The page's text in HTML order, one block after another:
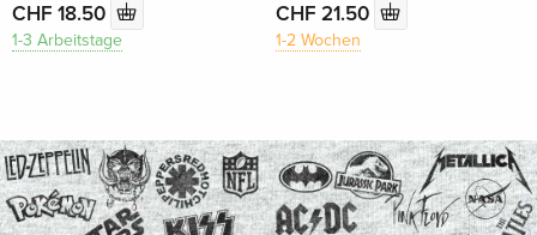
CHF 18.50
1-3 Arbeitstage
CHF 21.50
1-2 Wochen